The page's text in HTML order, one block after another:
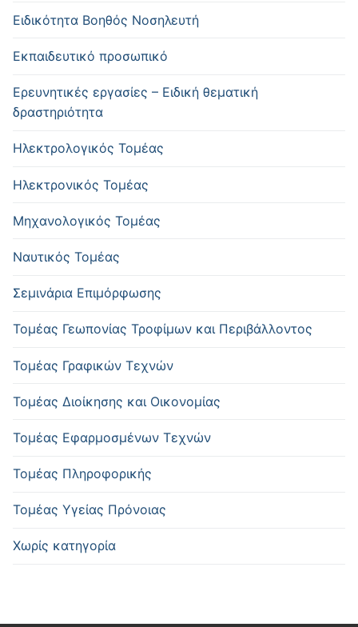
Ειδικότητα Βοηθός Νοσηλευτή
Εκπαιδευτικό προσωπικό
Ερευνητικές εργασίες – Ειδική θεματική
δραστηριότητα
Ηλεκτρολογικός Τομέας
Ηλεκτρονικός Τομέας
Μηχανολογικός Τομέας
Ναυτικός Τομέας
Σεμινάρια Επιμόρφωσης
Τομέας Γεωπονίας Τροφίμων και Περιβάλλοντος
Τομέας Γραφικών Τεχνών
Τομέας Διοίκησης και Οικονομίας
Τομέας Εφαρμοσμένων Τεχνών
Τομέας Πληροφορικής
Τομέας Υγείας Πρόνοιας
Χωρίς κατηγορία